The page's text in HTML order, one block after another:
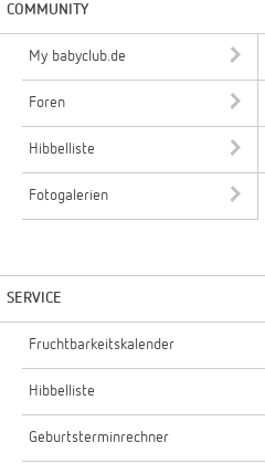
COMMUNITY
My babyclub.de
Foren
Hibbelliste
Fotogalerien
SERVICE
Fruchtbarkeitskalender
Hibbelliste
Geburtsterminrechner